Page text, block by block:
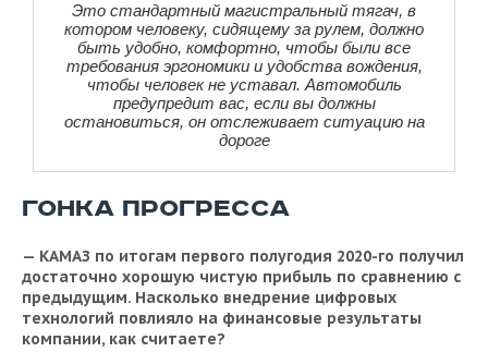
Это стандартный магистральный тягач, в
котором человеку, сидящему за рулем, должно
быть удобно, комфортно, чтобы были все
требования эргономики и удобства вождения,
чтобы человек не уставал. Автомобиль
предупредит вас, если вы должны
остановиться, он отслеживает ситуацию на
дороге
ГОНКА ПРОГРЕССА
— КАМАЗ по итогам первого полугодия 2020-го получил
достаточно хорошую чистую прибыль по сравнению с
предыдущим. Насколько внедрение цифровых
технологий повлияло на финансовые результаты
компании, как считаете?